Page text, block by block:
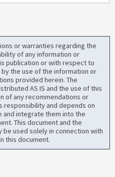
or warranties regarding the
of any information or
publication or with respect to
the use of the information or
provided herein. The
AS IS and the use of this
of any recommendations or
responsibility and depends on
integrate them into the
This document and the
used solely in connection with
this document.